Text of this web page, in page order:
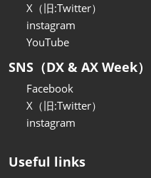
X（旧:Twitter）
instagram
YouTube
SNS（DX & AX Week）
Facebook
X（旧:Twitter）
instagram
Useful links